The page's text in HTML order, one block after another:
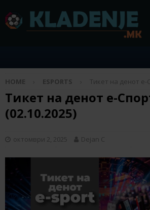
HOME ESPORTS Тикет на денот е-
Тикет на денот е-
(02.10.2025)
октомври 2, 2025 Dejan C